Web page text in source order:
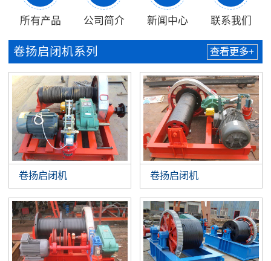
所有产品 公司简介 新闻中心 联系我们
卷扬启闭机系列 查看更多+
卷扬启闭机 卷扬启闭机